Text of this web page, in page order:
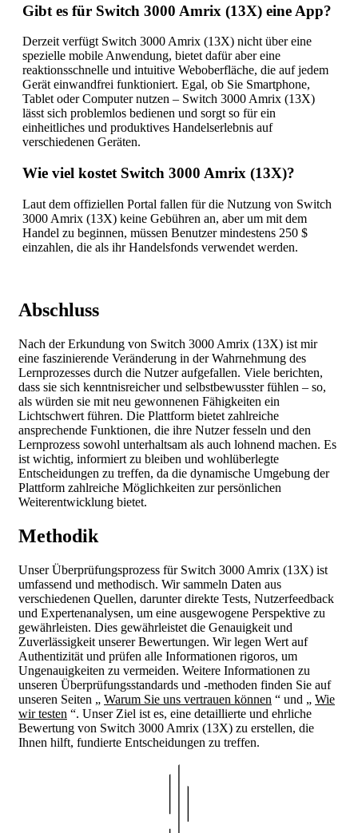
Gibt es für Switch 3000 Amrix (13X) eine App?
Derzeit verfügt Switch 3000 Amrix (13X) nicht über eine
spezielle mobile Anwendung, bietet dafür aber eine
reaktionsschnelle und intuitive Weboberfläche, die auf jedem
Gerät einwandfrei funktioniert. Egal, ob Sie Smartphone,
Tablet oder Computer nutzen – Switch 3000 Amrix (13X)
lässt sich problemlos bedienen und sorgt so für ein
einheitliches und produktives Handelserlebnis auf
verschiedenen Geräten.
Wie viel kostet Switch 3000 Amrix (13X)?
Laut dem offiziellen Portal fallen für die Nutzung von Switch
3000 Amrix (13X) keine Gebühren an, aber um mit dem
Handel zu beginnen, müssen Benutzer mindestens 250 $
einzahlen, die als ihr Handelsfonds verwendet werden.
Abschluss
Nach der Erkundung von Switch 3000 Amrix (13X) ist mir
eine faszinierende Veränderung in der Wahrnehmung des
Lernprozesses durch die Nutzer aufgefallen. Viele berichten,
dass sie sich kenntnisreicher und selbstbewusster fühlen – so,
als würden sie mit neu gewonnenen Fähigkeiten ein
Lichtschwert führen. Die Plattform bietet zahlreiche
ansprechende Funktionen, die ihre Nutzer fesseln und den
Lernprozess sowohl unterhaltsam als auch lohnend machen. Es
ist wichtig, informiert zu bleiben und wohlüberlegte
Entscheidungen zu treffen, da die dynamische Umgebung der
Plattform zahlreiche Möglichkeiten zur persönlichen
Weiterentwicklung bietet.
Methodik
Unser Überprüfungsprozess für Switch 3000 Amrix (13X) ist
umfassend und methodisch. Wir sammeln Daten aus
verschiedenen Quellen, darunter direkte Tests, Nutzerfeedback
und Expertenanalysen, um eine ausgewogene Perspektive zu
gewährleisten. Dies gewährleistet die Genauigkeit und
Zuverlässigkeit unserer Bewertungen. Wir legen Wert auf
Authentizität und prüfen alle Informationen rigoros, um
Ungenauigkeiten zu vermeiden. Weitere Informationen zu
unseren Überprüfungsstandards und -methoden finden Sie auf
unseren Seiten „ Warum Sie uns vertrauen können “ und „ Wie
wir testen “. Unser Ziel ist es, eine detaillierte und ehrliche
Bewertung von Switch 3000 Amrix (13X) zu erstellen, die
Ihnen hilft, fundierte Entscheidungen zu treffen.